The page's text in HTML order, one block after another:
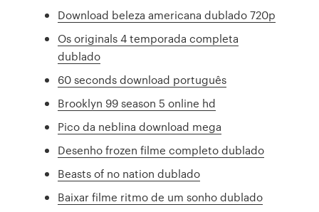
Download beleza americana dublado 720p
Os originals 4 temporada completa
dublado
60 seconds download português
Brooklyn 99 season 5 online hd
Pico da neblina download mega
Desenho frozen filme completo dublado
Beasts of no nation dublado
Baixar filme ritmo de um sonho dublado